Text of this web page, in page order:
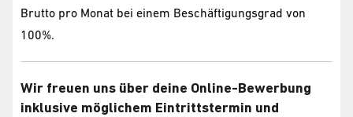
Brutto pro Monat bei einem Beschäftigungsgrad von
100%.
Wir freuen uns über deine Online-Bewerbung
inklusive möglichem Eintrittstermin und